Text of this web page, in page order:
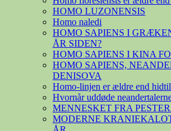
HOMO LUZONENSIS
Homo naledi
HOMO SAPIENS I
ÅR SIDEN?
HOMO SAPIENS I KINA
HOMO SAPIENS,
DENISOVA
Homo-linjen er ældre end hidtil
Hvornår uddøde
MENNESKET FRA
MODERNE